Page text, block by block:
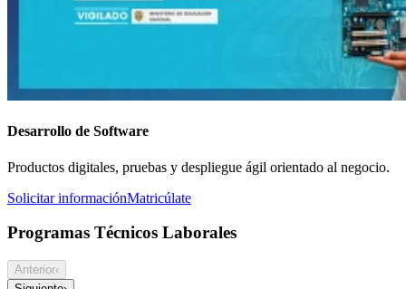
Desarrollo de Software
Productos digitales, pruebas y despliegue ágil orientado al negocio.
Solicitar informaciónMatricúlate
Programas Técnicos Laborales
Anterior‹